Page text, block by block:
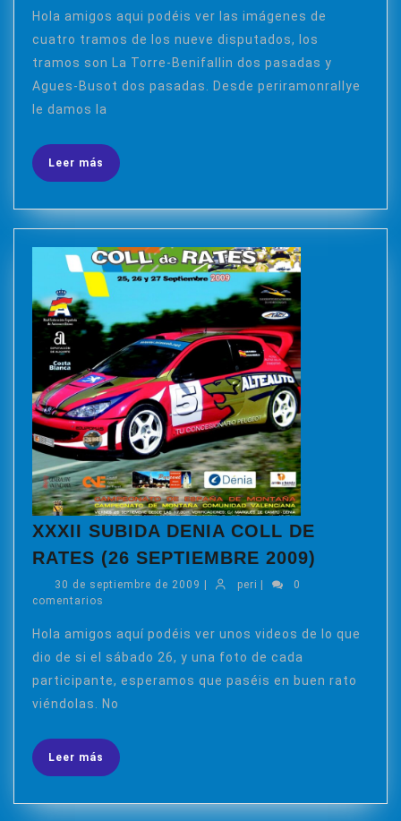
(03
OCTUBRE
2009)
octubre
2009
Hola amigos aqui podéis ver las imágenes de
cuatro tramos de los nueve disputados, los
tramos son La Torre-Benifallin dos pasadas y
Agues-Busot dos pasadas. Desde periramonrallye
le damos la
Leer más Leer
más
XXXII SUBIDA DENIA COLL DE
RATES (26 SEPTIEMBRE 2009)
DE
(26
30 de septiembre de 2009 30
de
| peri peri
|
0
comentarios
Hola amigos aquí podéis ver unos videos de lo que
dio de si el sábado 26, y una foto de cada
participante, esperamos que paséis en buen rato
viéndolas. No
Leer más Leer
más